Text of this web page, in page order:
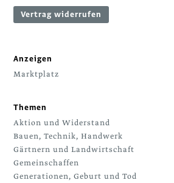
Vertrag widerrufen
Anzeigen
Marktplatz
Themen
Aktion und Widerstand
Bauen, Technik, Handwerk
Gärtnern und Landwirtschaft
Gemeinschaffen
Generationen, Geburt und Tod